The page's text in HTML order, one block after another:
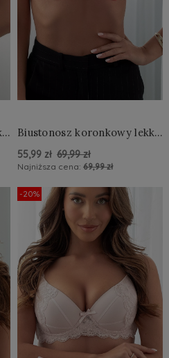
Biustonosz koronkowy lekki
55,99 zł 69,99 zł
Najniższa cena: 69,99 zł
Do Koszyka »
-20%